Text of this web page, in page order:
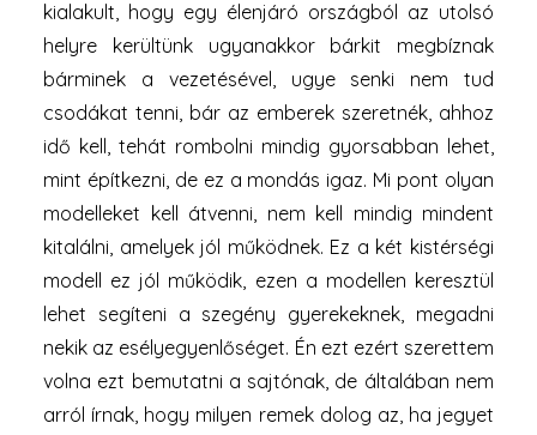
kialakult, hogy egy élenjáró országból az utolsó
helyre kerültünk ugyanakkor bárkit megbíznak
bárminek a vezetésével, ugye senki nem tud
csodákat tenni, bár az emberek szeretnék, ahhoz
idő kell, tehát rombolni mindig gyorsabban lehet,
mint építkezni, de ez a mondás igaz. Mi pont olyan
modelleket kell átvenni, nem kell mindig mindent
kitalálni, amelyek jól működnek. Ez a két kistérségi
modell ez jól működik, ezen a modellen keresztül
lehet segíteni a szegény gyerekeknek, megadni
nekik az esélyegyenlőséget. Én ezt ezért szerettem
volna ezt bemutatni a sajtónak, de általában nem
arról írnak, hogy milyen remek dolog az, ha jegyet